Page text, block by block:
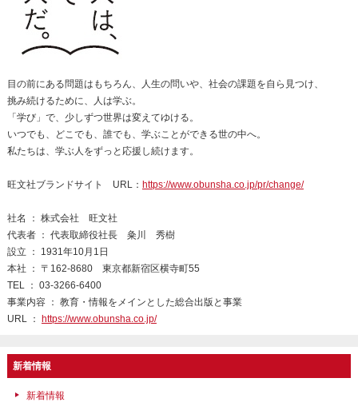
目の前にある問題はもちろん、人生の問いや、社会の課題を自ら見つけ、
挑み続けるために、人は学ぶ。
「学び」で、少しずつ世界は変えてゆける。
いつでも、どこでも、誰でも、学ぶことができる世の中へ。
私たちは、学ぶ人をずっと応援し続けます。
旺文社ブランドサイト URL： https://www.obunsha.co.jp/pr/change/
社名 ： 株式会社 旺文社
代表者 ： 代表取締役社長 粂川 秀樹
設立 ： 1931年10月1日
本社 ： 〒162-8680 東京都新宿区横寺町55
TEL ： 03-3266-6400
事業内容 ： 教育・情報をメインとした総合出版と事業
URL ： https://www.obunsha.co.jp/
新着情報
新着情報